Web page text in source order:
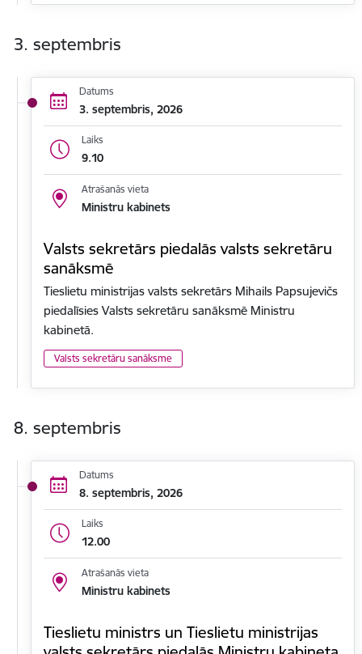
3. septembris
Datums
3. septembris, 2026
Laiks
9.10
Atrašanās vieta
Ministru kabinets
Valsts sekretārs piedalās valsts sekretāru
sanāksmē
Tieslietu ministrijas valsts sekretārs Mihails Papsujevičs
piedalīsies Valsts sekretāru sanāksmē Ministru
kabinetā.
Valsts sekretāru sanāksme
8. septembris
Datums
8. septembris, 2026
Laiks
12.00
Atrašanās vieta
Ministru kabinets
Tieslietu ministrs un Tieslietu ministrijas